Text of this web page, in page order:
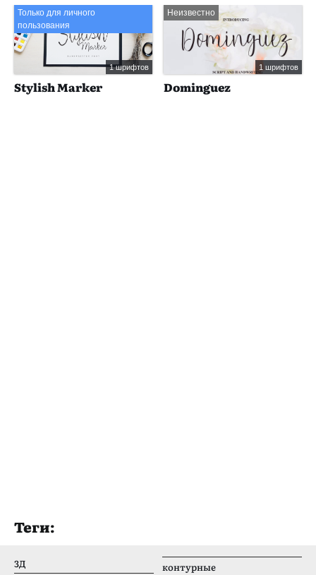
Только для личного
пользования
1 шрифтов
Stylish Marker
Неизвестно
1 шрифтов
Dominguez
Теги:
3Д
контурные